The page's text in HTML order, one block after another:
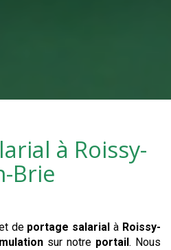
à Roissy-
Brie
de portage salarial à Roissy-
sur notre portail. Nous